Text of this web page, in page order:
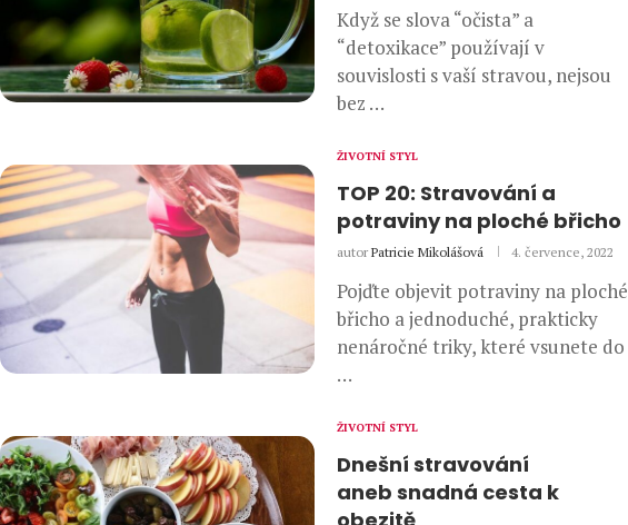
Když se slova “očista” a
“detoxikace” používají v
souvislosti s vaší stravou, nejsou
bez …
ŽIVOTNÍ STYL
TOP 20: Stravování a
potraviny na ploché břicho
autor Patricie Mikolášová 4. července, 2022
Pojďte objevit potraviny na ploché
břicho a jednoduché, prakticky
nenáročné triky, které vsunete do
…
ŽIVOTNÍ STYL
Dnešní stravování
aneb snadná cesta k